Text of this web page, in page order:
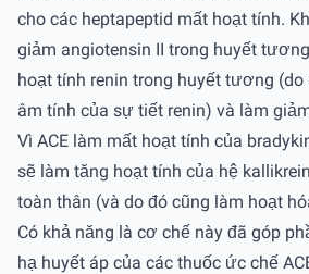
cho các heptapeptid mất hoạt tính.
giảm angiotensin II trong huyết
hoạt tính renin trong huyết tương
âm tính của sự tiết renin) và làm
Vì ACE làm mất hoạt tính của
sẽ làm tăng hoạt tính của hệ
toàn thân (và do đó cũng làm hoạt
Có khả năng là cơ chế này đã góp
hạ huyết áp của các thuốc ức chế